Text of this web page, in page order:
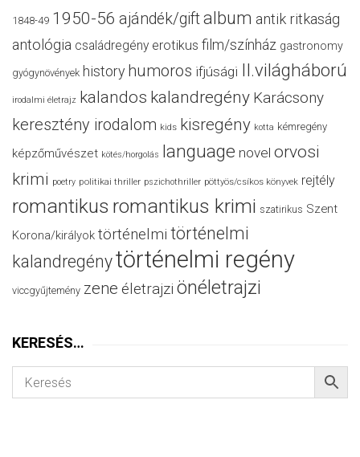
1848-49 1950-56 ajándék/giftalbum antik ritkaság
antológia családregény erotikus film/színház gastronomy
gyógynövények history humoros ifjúsági II.világháború
irodalmi életrajz kalandos kalandregény Karácsony
keresztény irodalom kids kisregény kotta kémregény
képzőművészet kötés/horgolás language novel orvosi
krimi poetry politikai thriller pszichothriller pöttyös/csíkos könyvek rejtély
romantikus romantikus krimi szatirikus Szent
Korona/királyok történelmi történelmi
kalandregénytörténelmi regény
viccgyűjtemény zene életrajzi önéletrajzi
KERESÉS…